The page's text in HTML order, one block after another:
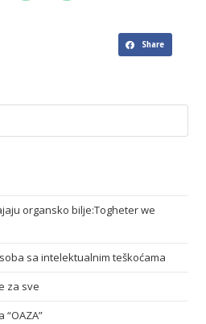
Share
organsko bilje:Togheter we
sa intelektualnim teškoćama
za sve